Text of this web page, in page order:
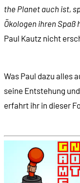
the Planet auch ist,
Ökologen ihren Spaß
Paul Kautz nicht
Was Paul dazu alles
seine Entstehung
erfahrt ihr in dieser